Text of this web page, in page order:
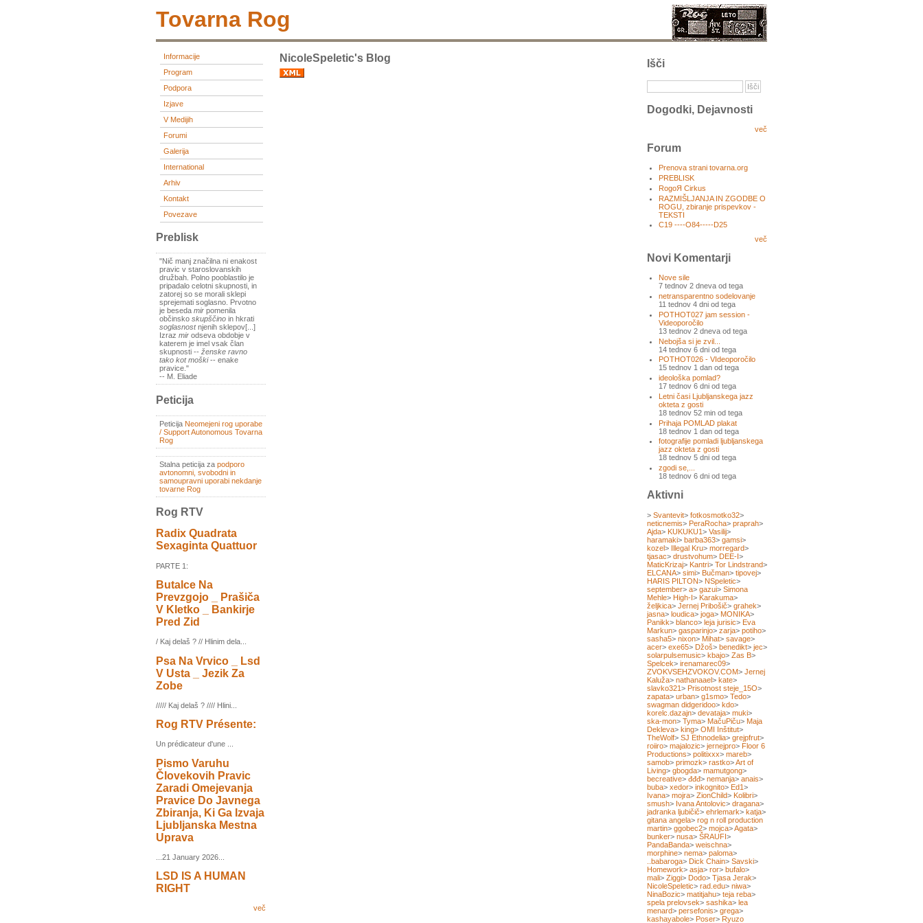
Tovarna Rog
Informacije
Program
Podpora
Izjave
V Medijih
Forumi
Galerija
International
Arhiv
Kontakt
Povezave
Preblisk
"Nič manj značilna ni enakost
pravic v staroslovanskih
družbah. Polno pooblastilo je
pripadalo celotni skupnosti, in
zatorej so se morali sklepi
sprejemati soglasno. Prvotno
je beseda mir pomenila
občinsko skupščino in hkrati
soglasnostnjenih sklepov[...]
Izraz mir odseva obdobje v
katerem je imel vsak član
skupnosti -- ženske ravno
tako kot moški-- enake
pravice."
-- M. Eliade
Peticija
Peticija Neomejeni rog uporabe
/ Support Autonomous Tovarna
Rog
Stalna peticija za podporo
avtonomni, svobodni in
samoupravni uporabi nekdanje
tovarne Rog
Rog RTV
Radix Quadrata
Sexaginta Quattuor
PARTE 1:
Butalce Na
Prevzgojo _ Prašiča
V Kletko _ Bankirje
Pred Zid
/ Kaj delaš ? // Hlinim dela...
Psa Na Vrvico _ Lsd
V Usta _ Jezik Za
Zobe
///// Kaj delaš ? //// Hlini...
Rog RTV Présente:
Un prédicateur d'une ...
Pismo Varuhu
Človekovih Pravic
Zaradi Omejevanja
Pravice Do Javnega
Zbiranja, Ki Ga Izvaja
Ljubljanska Mestna
Uprava
...21 January 2026...
LSD IS A HUMAN
RIGHT
več
NicoleSpeletic's Blog Išči
Dogodki, Dejavnosti
več
Forum
Prenova strani tovarna.org
PREBLISK
RogoЯ Cirkus
RAZMIŠLJANJA IN ZGODBE O
ROGU, zbiranje prispevkov -
TEKSTI
C19 ----O84-----D25
več
Novi Komentarji
Nove sile
7 tednov 2 dneva od tega
netransparentno sodelovanje
11 tednov 4 dni od tega
POTHOT027 jam session -
Videoporočilo
13 tednov 2 dneva od tega
Nebojša si je zvil...
14 tednov 6 dni od tega
POTHOT026 - VIdeoporočilo
15 tednov 1 dan od tega
ideološka pomlad?
17 tednov 6 dni od tega
Letni časi Ljubljanskega jazz
okteta z gosti
18 tednov 52 min od tega
Prihaja POMLAD plakat
18 tednov 1 dan od tega
fotografije pomladi ljubljanskega
jazz okteta z gosti
18 tednov 5 dni od tega
zgodi se,...
18 tednov 6 dni od tega
Aktivni
> Svantevit> fotkosmotko32>
neticnemis> PeraRocha> praprah>
Ajda> KUKUKU1> Vasilij>
haramaki> barba363> gamsi>
kozel> Illegal Kru> morregard>
tjasac> drustvohum> DEE-I>
MaticKrizaj> Kantri> Tor Lindstrand>
ELCANA> simi> Bučman> tipovej>
HARIS PILTON> NSpeletic>
september> a> gazui> Simona
Mehle> High-I> Karakuma>
željkica> Jernej Pribošič> grahek>
jasna> loudica> joga> MONIKA>
Panikk> blanco> leja jurisic> Eva
Markun> gasparinjo> zarja> potiho>
sasha5> nixon> Mihat> savage>
acer> exe65> Džoš> benedikt> jec>
solarpulsemusic> kbajo> Zas B>
Spelcek> irenamarec09>
ZVOKVSEHZVOKOV.COM> Jernej
Kaluža> nathanaael> kate>
slavko321> Prisotnost steje_15O>
zapata> urban> g1smo> Tedo>
swagman didgeridoo> kdo>
korelc.dazajn> devataja> muki>
ska-mon> Tyma> MačuPiču> Maja
Dekleva> king> OMI Inštitut>
TheWolf> SJ Ethnodelia> grejpfrut>
roiiro> majalozic> jernejpro> Floor 6
Productions> politixxx> mareb>
samob> primozk> rastko>Art of
Living> gbogda> mamutgong>
becreative> đđđ> nemanja> anais>
buba> xedor> inkognito> Ed1>
Ivana> mojra> ZionChild> Kolibri>
smush> Ivana Antolovic> dragana>
jadranka ljubičič> ehrlemark> katja>
gitana angela> rog n roll production
martin> ggobec2> mojca>Agata>
bunker> nusa> ŠRAUFI>
PandaBanda> weischna>
morphine> nema> paloma>
..babaroga> Dick Chain> Savski>
Homework> asja> ror> bufalo>
mali> Ziggi> Dodo> Tjasa Jerak>
NicoleSpeletic> rad.edu> niwa>
NinaBozic> matitjahu> teja reba>
spela prelovsek> sashika> lea
menard> persefonis> grega>
kashayabole> Poser> Ryuzo